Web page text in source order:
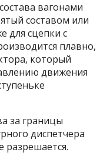
вагонами
составом или
для сцепки с
плавно,
который
движения
за границы
диспетчера
разрешается.